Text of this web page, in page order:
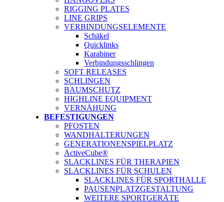
RIGGING PLATES
LINE GRIPS
VERBINDUNGSELEMENTE
Schäkel
Quicklinks
Karabiner
Verbindungsschlingen
SOFT RELEASES
SCHLINGEN
BAUMSCHUTZ
HIGHLINE EQUIPMENT
VERNÄHUNG
BEFESTIGUNGEN
PFOSTEN
WANDHALTERUNGEN
GENERATIONENSPIELPLATZ
ActiveCube®
SLACKLINES FÜR THERAPIEN
SLACKLINES FÜR SCHULEN
SLACKLINES FÜR SPORTHALLE
PAUSENPLATZGESTALTUNG
WEITERE SPORTGERÄTE